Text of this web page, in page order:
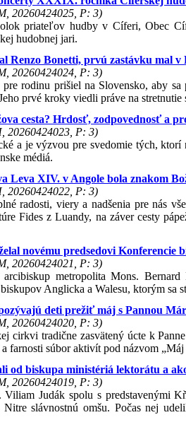
20260424025, P: 3)
priateľov hudby v Cíferi, Obec
hudobnej jari.
Renzo Bonetti, prvú zastávku mal v
20260424024, P: 3)
rodinu prišiel na Slovensko, aby
prvé kroky viedli práve na stretnutie
cesta? Hrdosť, zodpovednosť a
20260424023, P: 3)
a je výzvou pre svedomie tých,
médiá.
Leva XIV. v Angole bola znakom
20260424022, P: 3)
radosti, viery a nadšenia pre nás
Fides z Luandy, na záver cesty
novému predsedovi Konferencie
20260424021, P: 3)
metropolita Mons.
Anglicka a Walesu, ktorým sa
deti prežiť máj s Pannou
20260424020, P: 3)
cirkvi tradične zasvätený úcte k
farnosti súbor aktivít pod názvom „Máj
od biskupa ministériá lektorátu a
20260424019, P: 3)
Judák spolu s predstavenými
slávnostnú omšu. Počas nej